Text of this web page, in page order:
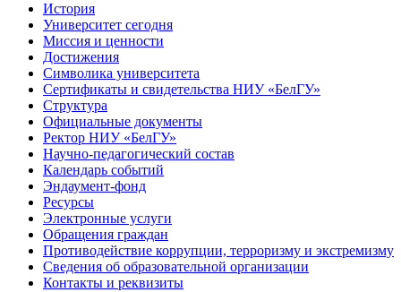
История
Университет сегодня
Миссия и ценности
Достижения
Символика университета
Сертификаты и свидетельства НИУ «БелГУ»
Структура
Официальные документы
Ректор НИУ «БелГУ»
Научно-педагогический состав
Календарь событий
Эндаумент-фонд
Ресурсы
Электронные услуги
Обращения граждан
Противодействие коррупции, терроризму и экстремизму
Сведения об образовательной организации
Контакты и реквизиты